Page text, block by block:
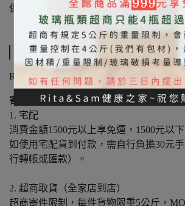
保存期限 : 二年
運送方式
Rita & Sam健康之家網站商品
寄件方式
1. 宅配
消費金額1500元以上享免運，1500元以
如使用宅配貨到付款，需自行負擔30元
行轉帳或匯款）。
2. 超商取貨（全家店到店）
超商寄件限制，每件貨物限重5公斤，